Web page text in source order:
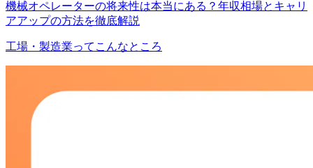
機械オペレーターの将来性は本当にある？年収相場とキャリ
アアップの方法を徹底解説
工場・製造業ってこんなところ